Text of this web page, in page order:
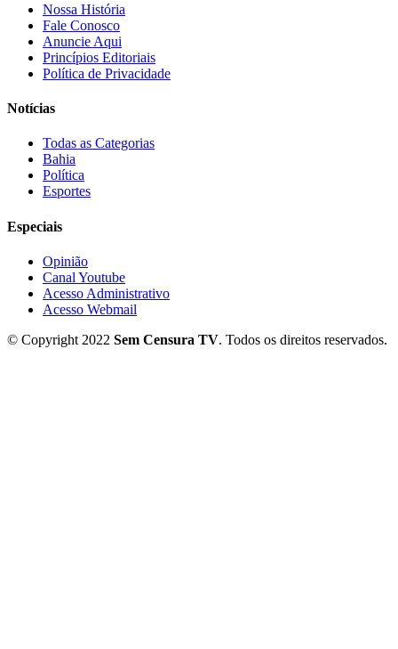
Nossa História
Fale Conosco
Anuncie Aqui
Princípios Editoriais
Política de Privacidade
Notícias
Todas as Categorias
Bahia
Política
Esportes
Especiais
Opinião
Canal Youtube
Acesso Administrativo
Acesso Webmail
© Copyright 2022 Sem Censura TV. Todos os direitos reservados.